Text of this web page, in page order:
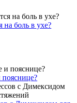
на боль в ухе?